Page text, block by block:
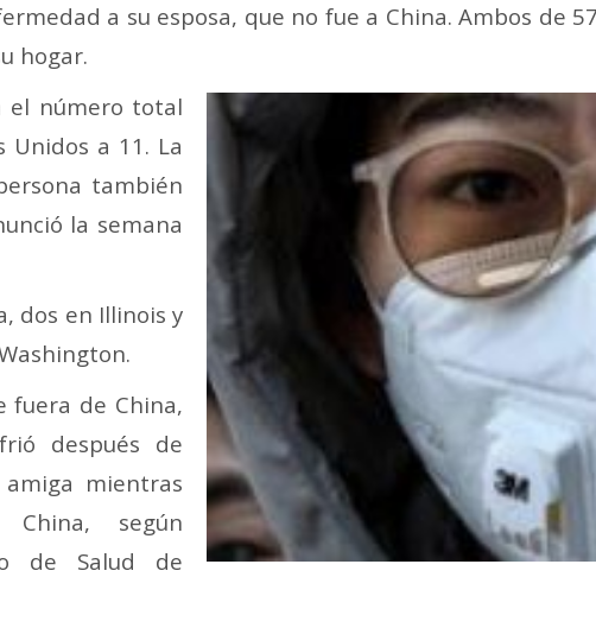
a su esposa, que no fue a China. Ambos de
hogar.
el número total
Unidos a 11. La
también
la semana
dos en Illinois y
fuera de China,
después de
mientras
según
de Salud de